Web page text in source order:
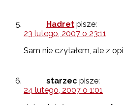
Hadret pisze:
23 lutego, 2007 o 23:11
Sam nie czytałem, ale z
starzec pisze:
24 lutego, 2007 o 1:01